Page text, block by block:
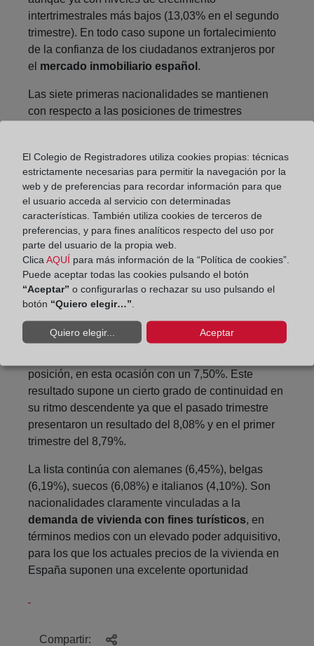
intertrimestrales más bajos (13,03% en el segundo
trimestre). En todo caso supone un fortalecimiento
de la confianza de los ciudadanos extranjeros por
el mercado inmobiliario español .
Las siete primeras nacionalidades se mantienen
con respecto a las posiciones de trimestres
nacionalidad que históricamente ha encabezado la
clasificación, como son los británicos, que alcanzan
el 18,06% del total de compras de vivienda por
extranjeros, superando ampliamente el 15,77% del
pasado trimestre, así como los resultados
alcanzados en trimestres precedentes. La segunda
posición la mantienen franceses con un 10,48%,
también mejorando los resultados segundo
trimestre (10,11%), aunque por debajo de los del
primer trimestre (11,37%). En todo caso, no muy
lejos de sus habituales cifras, por encima del 10%.
posición, en esta ocasión con un 7,50%. Este
resultado supone un cierto grado de continuidad en
su ritmo descendente ya que el pasado trimestre
presentaron un resultado del 8,08% y en el primer
trimestre del 8,79%.
La lista continúa con alemanes (6,45%), belgas
(6,19%), suecos (6,08%) e italianos (4,10%). Son
nacionalidades claramente vinculadas a la
demanda de vivienda con fines turísticos, en
términos medios con un elevado poder adquisitivo,
para los que los actuales precios de la vivienda en
España suponen una excelente oportunidad
Compartir:
El Colegio de Registradores utiliza cookies propias: técnicas
estrictamente necesarias para permitir la navegación por la
web y de preferencias para recordar información para que
el usuario acceda al servicio con determinadas
características. También utiliza cookies de terceros de
preferencias, y para fines analíticos respecto del uso por
parte del usuario de la propia web.
Clica AQUÍ para más información de la “Política de cookies”.
Puede aceptar todas las cookies pulsando el botón
“Aceptar” o configurarlas o rechazar su uso pulsando el
botón “Quiero elegir…”
Quiero elegir... Aceptar